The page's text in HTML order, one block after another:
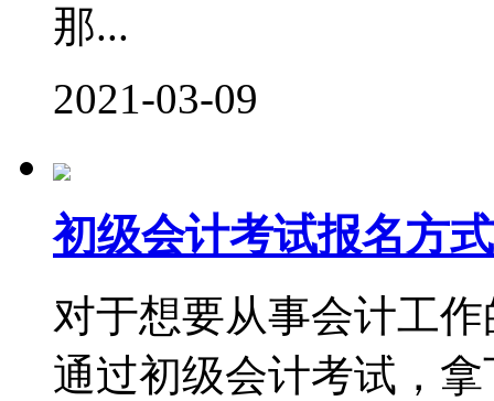
那...
2021-03-09
初级会计考试报名方
对于想要从事会计工
通过初级会计考试，